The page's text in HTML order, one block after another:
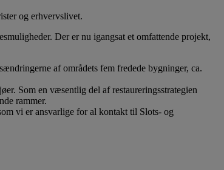
og erhvervslivet.
Der er nu igangsat et omfattende projekt,
af områdets fem fredede bygninger, ca.
Som en væsentlig del af restaureringsstrategien
rammer.
vi er ansvarlige for al kontakt til Slots- og